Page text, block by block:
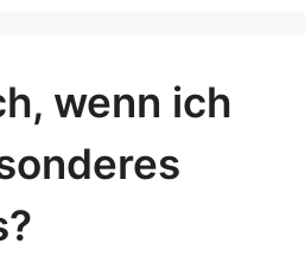
wenn ich